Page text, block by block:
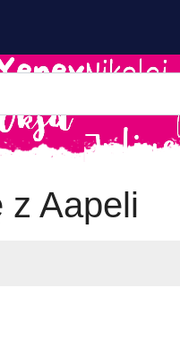
z Aapeli